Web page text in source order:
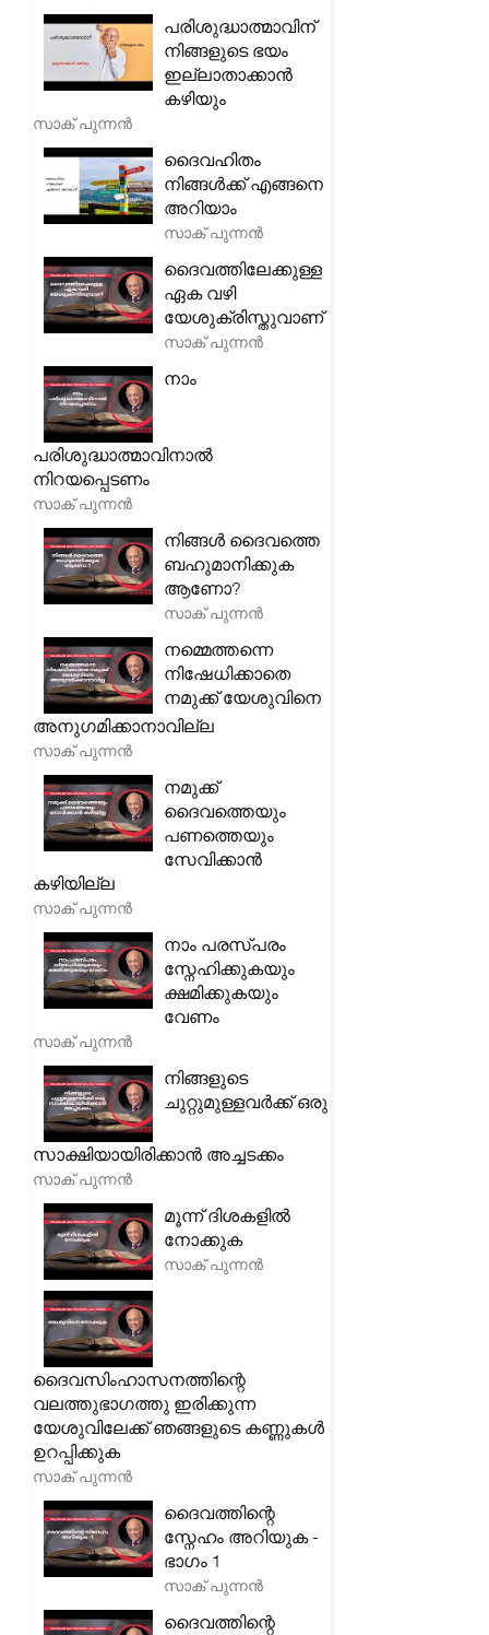
പരിശുദ്ധാത്മാവിന്
നിങ്ങളുടെ ഭയം
ഇല്ലാതാക്കാൻ
കഴിയും
സാക് പുന്നൻ
ദൈവഹിതം
നിങ്ങൾക്ക് എങ്ങനെ
അറിയാം
സാക് പുന്നൻ
ദൈവത്തിലേക്കുള്ള
ഏക വഴി
യേശുക്രിസ്തുവാണ്
സാക് പുന്നൻ
നാം
പരിശുദ്ധാത്മാവിനാൽ
നിറയപ്പെടണം
സാക് പുന്നൻ
നിങ്ങൾ ദൈവത്തെ
ബഹുമാനിക്കുക
ആണോ?
സാക് പുന്നൻ
നമ്മെത്തന്നെ
നിഷേധിക്കാതെ
നമുക്ക് യേശുവിനെ
അനുഗമിക്കാനാവില്ല
സാക് പുന്നൻ
നമുക്ക്
ദൈവത്തെയും
പണത്തെയും
സേവിക്കാൻ
കഴിയില്ല
സാക് പുന്നൻ
നാം പരസ്പരം
സ്നേഹിക്കുകയും
ക്ഷമിക്കുകയും
വേണം
സാക് പുന്നൻ
നിങ്ങളുടെ
ചുറ്റുമുള്ളവർക്ക് ഒരു
സാക്ഷിയായിരിക്കാൻ അച്ചടക്കം
സാക് പുന്നൻ
മൂന്ന് ദിശകളിൽ
നോക്കുക
സാക് പുന്നൻ
ദൈവസിംഹാസനത്തിന്റെ
വലത്തുഭാഗത്തു ഇരിക്കുന്ന
യേശുവിലേക്ക് ഞങ്ങളുടെ കണ്ണുകൾ
ഉറപ്പിക്കുക
സാക് പുന്നൻ
ദൈവത്തിന്റെ
സ്നേഹം അറിയുക -
ഭാഗം 1
സാക് പുന്നൻ
ദൈവത്തിന്റെ